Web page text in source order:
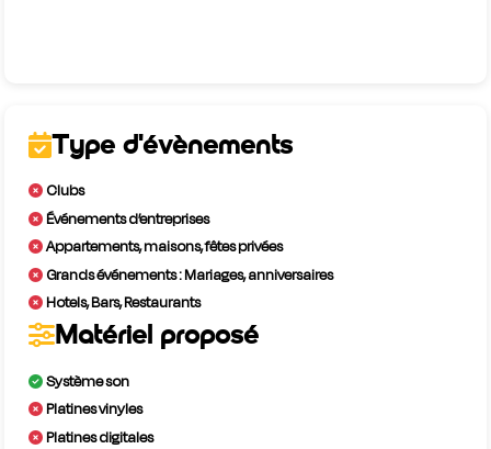
Type d'évènements
Clubs
Événements d’entreprises
Appartements, maisons, fêtes privées
Grands événements : Mariages, anniversaires
Hotels, Bars, Restaurants
Matériel proposé
Système son
Platines vinyles
Platines digitales